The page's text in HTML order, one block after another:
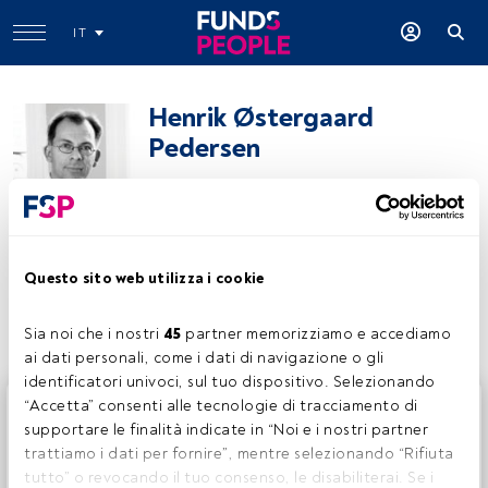
Questo sito web utilizza i cookie
Sia noi che i nostri 45 partner memorizziamo e accediamo
ai dati personali, come i dati di navigazione o gli
identificatori univoci, sul tuo dispositivo. Selezionando
“Accetta” consenti alle tecnologie di tracciamento di
supportare le finalità indicate in “Noi e i nostri partner
trattiamo i dati per fornire”, mentre selezionando “Rifiuta
tutto” o revocando il tuo consenso, le disabiliterai. Se i
IT
Henrik Østergaard
Pedersen
Condividi:
Questo è un articolo riservato agli utenti FundsPeople. Se
sei già registrato, accedi tramite il pulsante Login. Se non
hai ancora un account, ti invitiamo a registrarti per scoprire
tutti i contenuti che FundsPeople ha da offrire.